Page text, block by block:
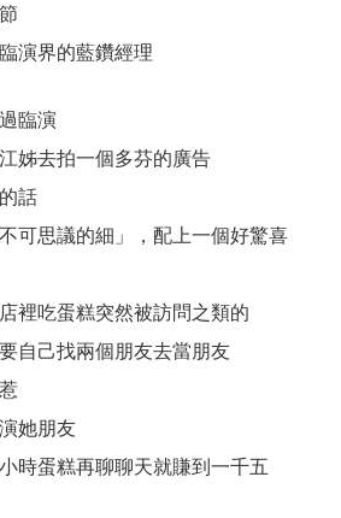
演界的藍鑽經理
臨演
姊去拍一個多芬的廣告
話
可思議的細」，配上一個好驚喜
裡吃蛋糕突然被訪問之類的
自己找兩個朋友去當朋友
她朋友
時蛋糕再聊聊天就賺到一千五